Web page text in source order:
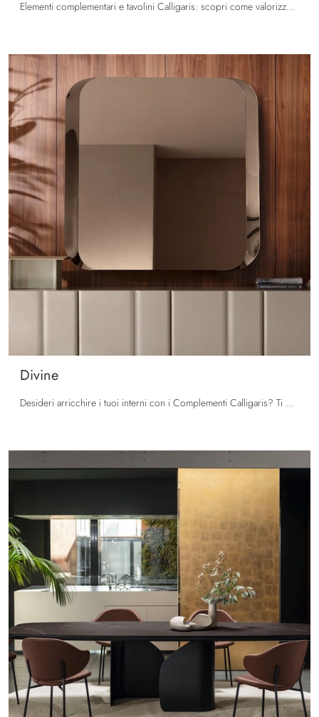
Elementi complementari e tavolini Calligaris: scopri come valorizzare i tuoi locali design con il modello Nogu.
Divine
Desideri arricchire i tuoi interni con i Complementi Calligaris? Ti presentiamo differenti modelli di specchi senza cornice come Divine.